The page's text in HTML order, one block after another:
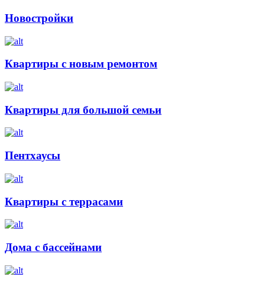
Новостройки
Квартиры с новым ремонтом
Квартиры для большой семьи
Пентхаусы
Квартиры с террасами
Дома с бассейнами